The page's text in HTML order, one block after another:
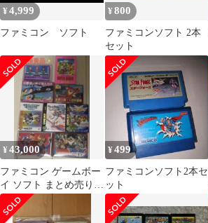
¥4,999
ファミコン ソフト
¥800
ファミコンソフト 2本
セット
¥43,000
ファミコン ゲームボー
イ ソフト まとめ売り 9
点セット 極美品
¥499
ファミコンソフト2本セ
ット